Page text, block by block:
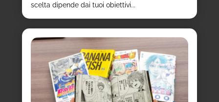
scelta dipende dai tuoi obiettivi...